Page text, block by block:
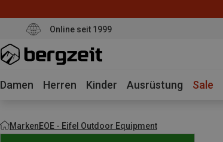
Online seit 1999
Damen Herren Kinder Ausrüstung Sale
MarkenEOE - Eifel Outdoor Equipment